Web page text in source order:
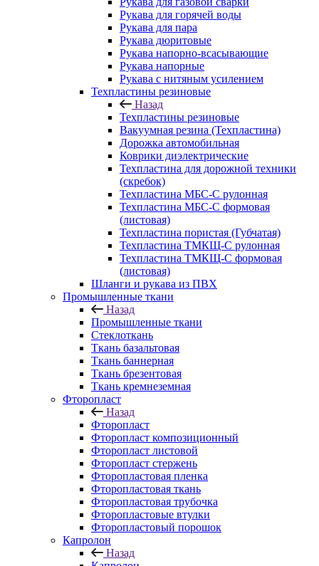
Рукава для горячей воды
Рукава для пара
Рукава дюритовые
Рукава напорно-всасывающие
Рукава напорные
Рукава с нитяным усилением
Техпластины резиновые
Назад
Техпластины резиновые
Вакуумная резина (Техпластина)
Дорожка автомобильная
Коврики диэлектрические
Техпластина для дорожной техники
(скребок)
Техпластина МБС-С рулонная
Техпластина МБС-С формовая
(листовая)
Техпластина пористая (Губчатая)
Техпластина ТМКЩ-С рулонная
Техпластина ТМКЩ-С формовая
(листовая)
Шланги и рукава из ПВХ
Промышленные ткани
Назад
Промышленные ткани
Стеклоткань
Ткань базальтовая
Ткань баннерная
Ткань брезентовая
Ткань кремнеземная
Фторопласт
Назад
Фторопласт
Фторопласт композиционный
Фторопласт листовой
Фторопласт стержень
Фторопластовая пленка
Фторопластовая ткань
Фторопластовая трубочка
Фторопластовые втулки
Фторопластовый порошок
Капролон
Назад